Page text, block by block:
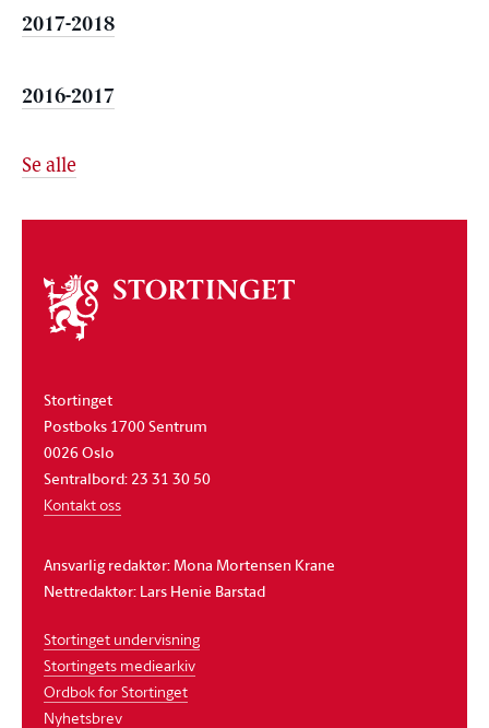
2017-2018
2016-2017
Se alle
Om
stortinget
Stortinget
Postboks 1700 Sentrum
0026 Oslo
Sentralbord: 23 31 30 50
Kontakt oss
Ansvarlig redaktør: Mona Mortensen Krane
Nettredaktør: Lars Henie Barstad
Stortinget undervisning
Stortingets mediearkiv
Ordbok for Stortinget
Nyhetsbrev